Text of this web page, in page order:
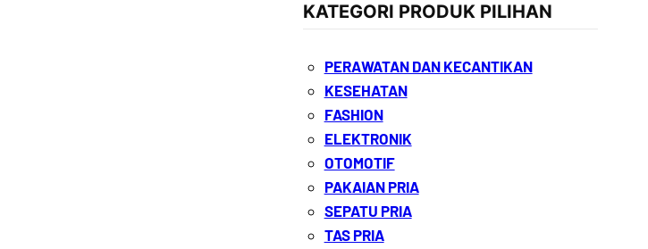
KATEGORI PRODUK PILIHAN
PERAWATAN DAN KECANTIKAN
KESEHATAN
FASHION
ELEKTRONIK
OTOMOTIF
PAKAIAN PRIA
SEPATU PRIA
TAS PRIA